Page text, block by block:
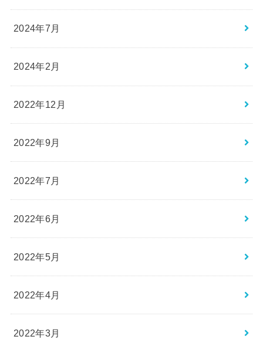
2024年7月
2024年2月
2022年12月
2022年9月
2022年7月
2022年6月
2022年5月
2022年4月
2022年3月